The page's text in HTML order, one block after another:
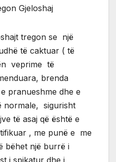
Gjeloshaj
tregon se një
të caktuar ( të
veprime të
brenda
pranueshme dhe e
normale, sigurisht
të asaj që është e
, me punë e me
bëhet një burrë i
i spikatur dhe i